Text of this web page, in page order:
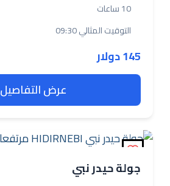
10 ساعات
التوقيت المثالي 09:30
145 دولار
عرض التفاصيل
جولة حيدر نبي